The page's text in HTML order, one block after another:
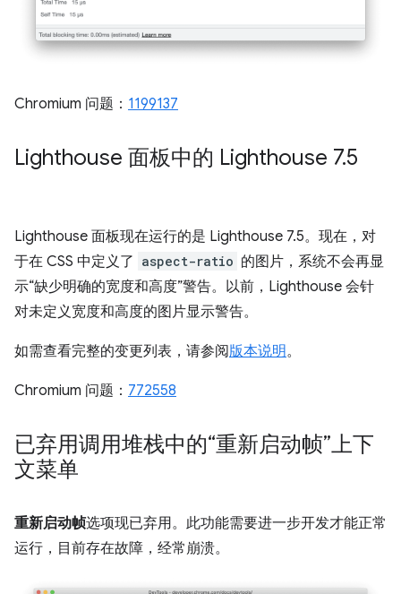
Chromium 问题： 1199137
Lighthouse 面板中的 Lighthouse 7.5
Lighthouse 面板现在运行的是 Lighthouse 7.5。现在，对
于在 CSS 中定义了 aspect-ratio 的图片，系统不会再显
示“缺少明确的宽度和高度”警告。以前，Lighthouse 会针
对未定义宽度和高度的图片显示警告。
如需查看完整的变更列表，请参阅版本说明。
Chromium 问题： 772558
已弃用调用堆栈中的“重新启动帧”上下
文菜单
重新启动帧选项现已弃用。此功能需要进一步开发才能正常
运行，目前存在故障，经常崩溃。